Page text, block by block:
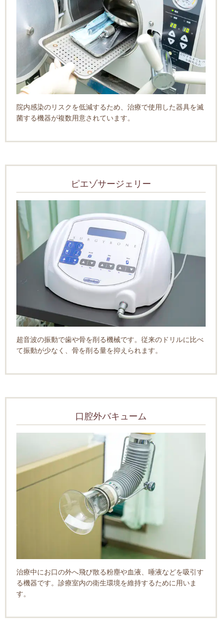
院内感染のリスクを低減するため、治療で使用した器具を滅
菌する機器が複数用意されています。
ピエゾサージェリー
超音波の振動で歯や骨を削る機械です。従来のドリルに比べ
て振動が少なく、骨を削る量を抑えられます。
口腔外バキューム
治療中にお口の外へ飛び散る粉塵や血液、唾液などを吸引す
る機器です。診療室内の衛生環境を維持するために用いま
す。